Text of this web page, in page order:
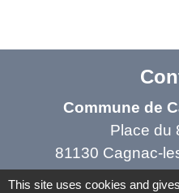
Commune de
Place du
81130 Cagnac-
This site uses cookies and